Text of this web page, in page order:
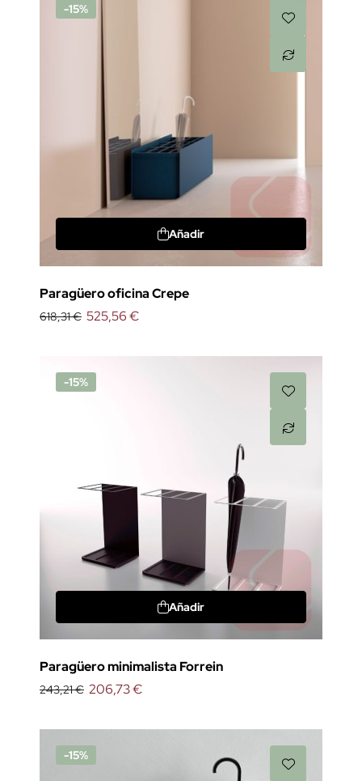
-15%
Añadir
Paragüero oficina Crepe
618,31 € 525,56 €
-15%
Añadir
Paragüero minimalista Forrein
243,21 € 206,73 €
-15%